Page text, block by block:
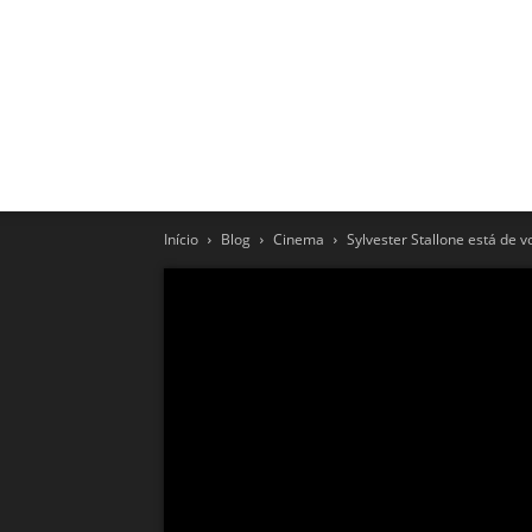
Início Blog Cinema Sylvester Stallone está de